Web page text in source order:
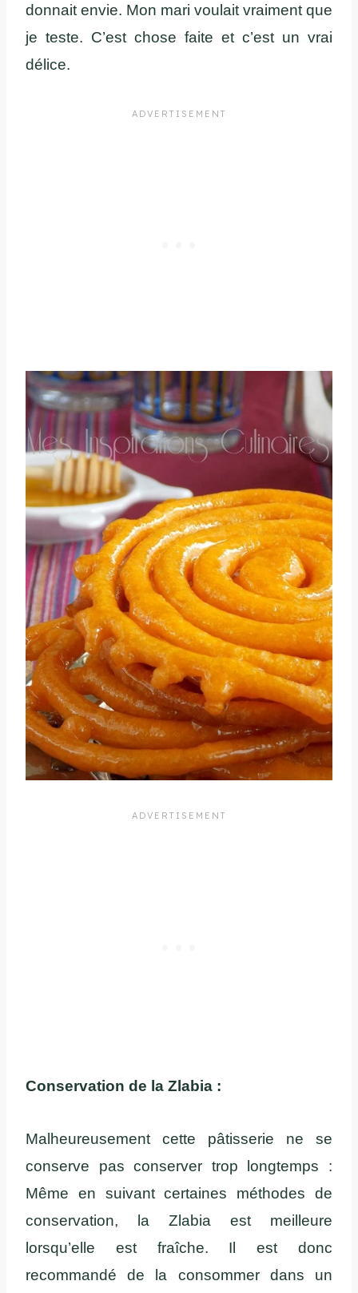
donnait envie. Mon mari voulait vraiment que
je teste. C’est chose faite et c’est un vrai
délice.
Conservation de la Zlabia :
Malheureusement cette pâtisserie ne se
conserve pas conserver trop longtemps :
Même en suivant certaines méthodes de
conservation, la Zlabia est meilleure
lorsqu’elle est fraîche. Il est donc
recommandé de la consommer dans un